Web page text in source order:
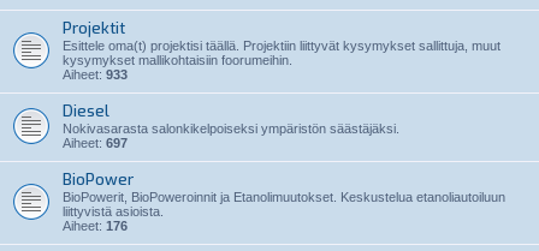
Projektit
Esittele oma(t) projektisi täällä. Projektiin liittyvät kysymykset sallittuja, muut
kysymykset mallikohtaisiin foorumeihin.
Aiheet: 933
Diesel
Nokivasarasta salonkikelpoiseksi ympäristön säästäjäksi.
Aiheet: 697
BioPower
BioPowerit, BioPoweroinnit ja Etanolimuutokset. Keskustelua etanoliautoiluun
liittyvistä asioista.
Aiheet: 176